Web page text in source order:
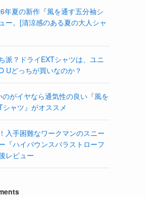
年夏の新作『風を通す五分袖シ
ー。[清涼感のある夏の大人シャ
派？ドライEXTシャツは、ユニ
Uどっちが買いなのか？
がイヤなら通気性の良い『風を
ャツ』がオススメ
入手困難なワークマンのスニー
『ハイバウンスバラストローフ
レビュー